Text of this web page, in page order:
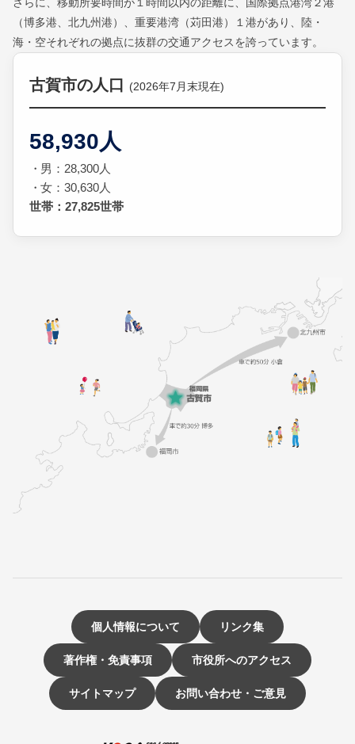
（博多港、北九州港）、重要港湾（苅田港）１港があり、陸・
海・空それぞれの拠点に抜群の交通アクセスを誇っています。
古賀市の人口 (2026年7月末現在)
58,930人
男：28,300人
女：30,630人
世帯：27,825世帯
個人情報について リンク集
著作権・免責事項 市役所へのアクセス
サイトマップ お問い合わせ・ご意見